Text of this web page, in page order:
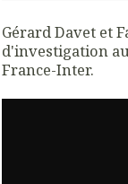
Gérard Davet et
d'investigation
France-Inter.